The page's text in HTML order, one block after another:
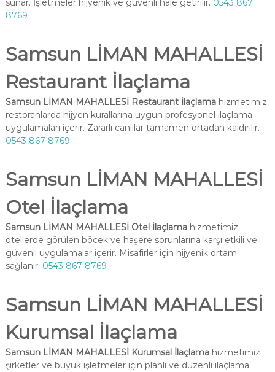
sunar. İşletmeler hijyenik ve güvenli hale getirilir. 0543 867
8769
Samsun LİMAN MAHALLESİ
Restaurant İlaçlama
Samsun LİMAN MAHALLESİ Restaurant İlaçlamahizmetimiz
restoranlarda hijyen kurallarına uygun profesyonel ilaçlama
uygulamaları içerir. Zararlı canlılar tamamen ortadan kaldırılır.
0543 867 8769
Samsun LİMAN MAHALLESİ
Otel İlaçlama
Samsun LİMAN MAHALLESİ Otel İlaçlamahizmetimiz
otellerde görülen böcek ve haşere sorunlarına karşı etkili ve
güvenli uygulamalar içerir. Misafirler için hijyenik ortam
sağlanır. 0543 867 8769
Samsun LİMAN MAHALLESİ
Kurumsal İlaçlama
Samsun LİMAN MAHALLESİ Kurumsal İlaçlamahizmetimiz
şirketler ve büyük işletmeler için planlı ve düzenli ilaçlama